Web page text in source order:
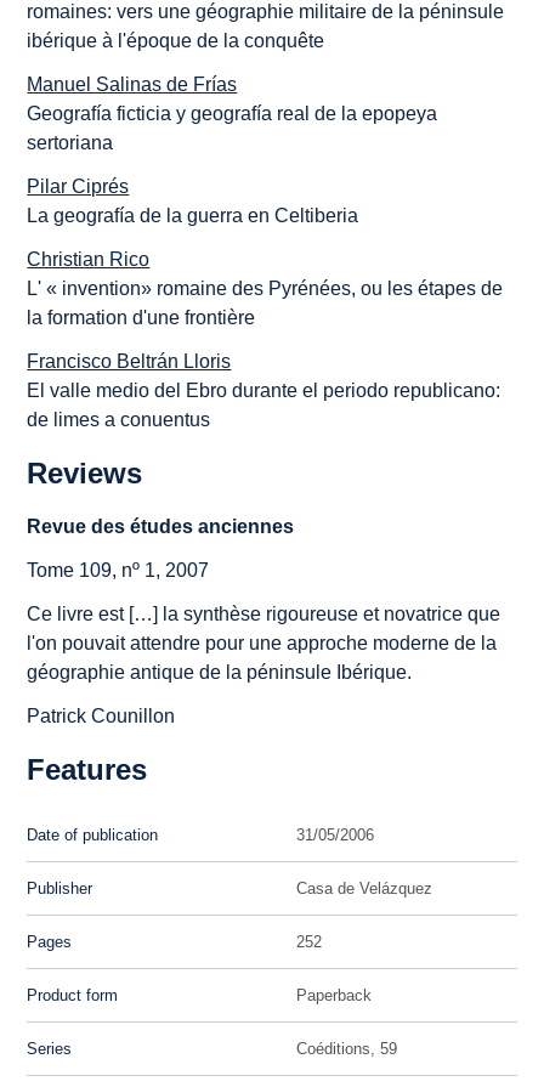
romaines: vers une géographie militaire de la péninsule
ibérique à l'époque de la conquête
Manuel Salinas de Frías
Geografía ficticia y geografía real de la epopeya
sertoriana
Pilar Ciprés
La geografía de la guerra en Celtiberia
Christian Rico
L' « invention» romaine des Pyrénées, ou les étapes de
la formation d'une frontière
Francisco Beltrán Lloris
El valle medio del Ebro durante el periodo republicano:
de limes a conuentus
Reviews
Revue des études anciennes
Tome 109, nº 1, 2007
Ce livre est […] la synthèse rigoureuse et novatrice que
l'on pouvait attendre pour une approche moderne de la
géographie antique de la péninsule Ibérique.
Patrick Counillon
Features
Date of publication 31/05/2006
Publisher Casa de Velázquez
Pages 252
Product form Paperback
Series Coéditions, 59